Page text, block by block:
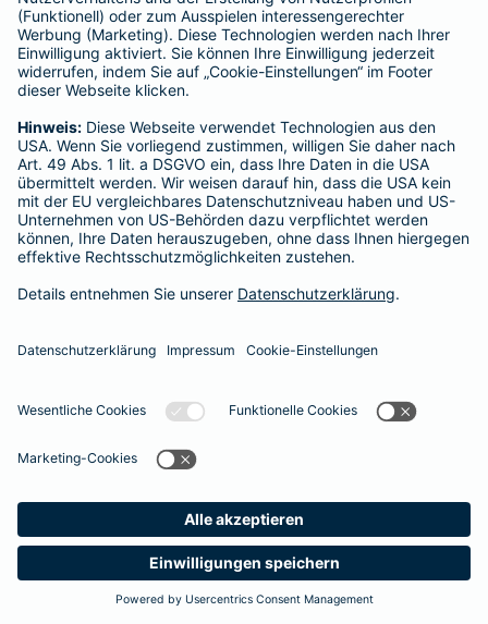
Quedlinburg
Quickborn
Radeberg
Rathenow
Ratingen
Ravensburg
Recklinghausen
Reinfeld (Holstein)